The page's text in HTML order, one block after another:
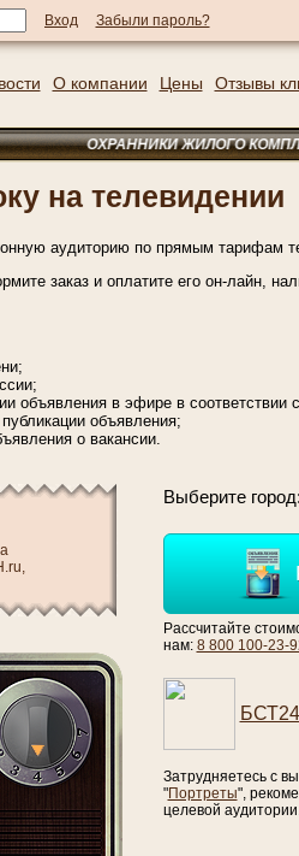
Забыли пароль?
О компании Цены Отзывы
ОХРАННИКИ ЖИЛОГО КОМПЛЕКСА.
на телевидении
аудиторию по прямым тарифам
заказ и оплатите его он-лайн,
объявления в эфире в
объявления;
о вакансии.
Выберите город:
Рассчитайте
нам: 8 800 100-23-
БСТ24
Затрудняетесь с
"Портреты",
целевой